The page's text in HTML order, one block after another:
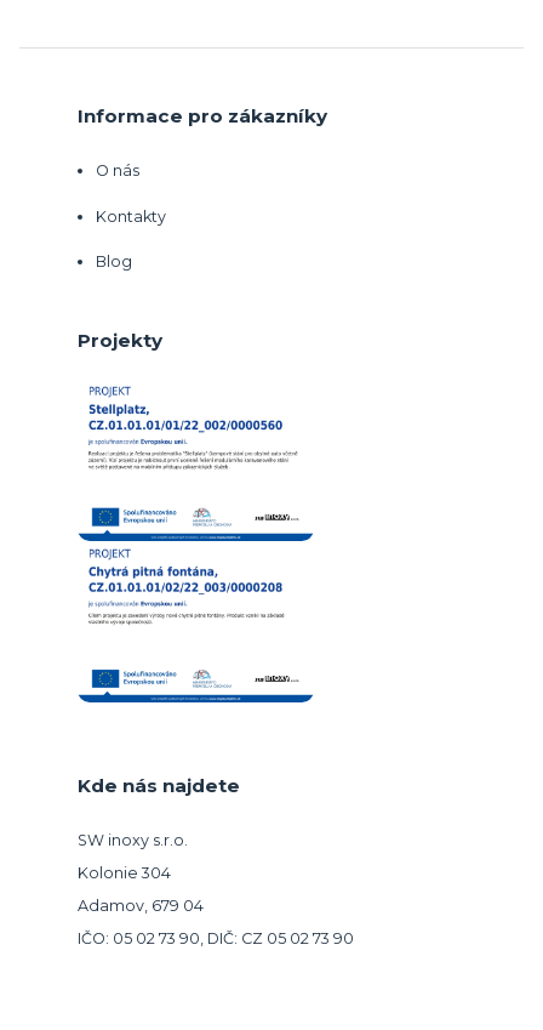
Informace pro zákazníky
O nás
Kontakty
Blog
Projekty
Kde nás najdete
SW inoxy s.r.o.
Kolonie 304
Adamov, 679 04
IČO: 05 02 73 90, DIČ: CZ 05 02 73 90